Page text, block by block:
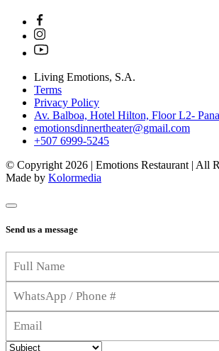
Living Emotions, S.A.
Terms
Privacy Policy
Av. Balboa, Hotel Hilton, Floor L2-
emotionsdinnertheater@gmail.com
+507 6999-5245
© Copyright 2026 | Emotions Restaurant | All
Made by Kolormedia
Send us a message